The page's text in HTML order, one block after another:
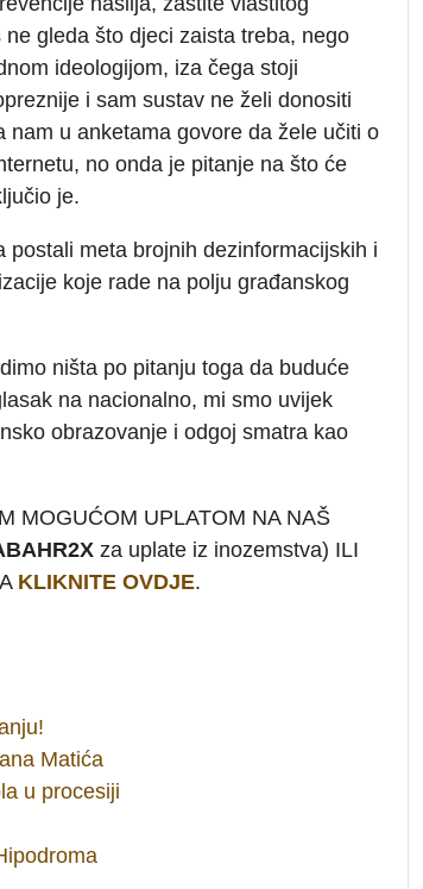
gleda što djeci zaista treba, nego
ideologijom, iza čega stoji
i sam sustav ne želi donositi
u anketama govore da žele učiti o
no onda je pitanje na što će
je.
meta brojnih dezinformacijskih i
koje rade na polju građanskog
ništa po pitanju toga da buduće
na nacionalno, mi smo uvijek
obrazovanje i odgoj smatra kao
MOGUĆOM UPLATOM NA NAŠ
za uplate iz inozemstva) ILI
KLIKNITE OVDJE.
Matića
u procesiji